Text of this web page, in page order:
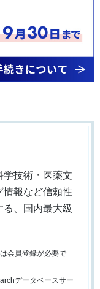
学技術・医薬文
情報など信頼性
、国内最大級
会員登録が必要で
データベースサー